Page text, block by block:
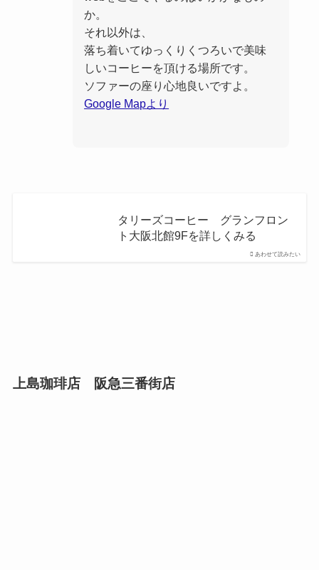
か。
それ以外は、
落ち着いてゆっくりくつろいで美味
しいコーヒーを頂ける場所です。
ソファーの座り心地良いですよ。
Google Mapより
あわせて読みたい
タリーズコーヒー グランフロン
ト大阪北館9Fを詳しくみる
上島珈琲店 阪急三番街店